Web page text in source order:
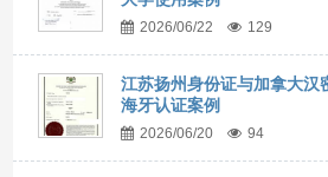
2026/06/22 129
江苏扬州身份证与加拿大汉
海牙认证案例
2026/06/20 94